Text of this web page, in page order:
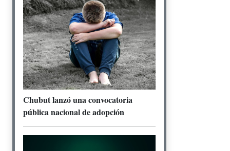
Chubut lanzó una convocatoria
pública nacional de adopción